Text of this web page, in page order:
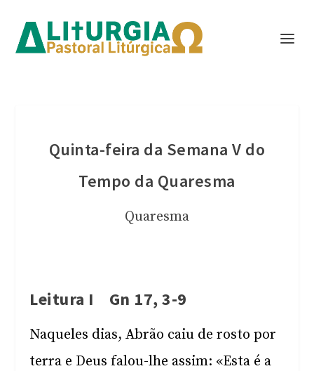
Quinta-feira da Semana V do
Tempo da Quaresma
Quaresma
Leitura I Gn 17, 3-9
Naqueles dias, Abrão caiu de rosto por
terra e Deus falou-lhe assim: «Esta é a